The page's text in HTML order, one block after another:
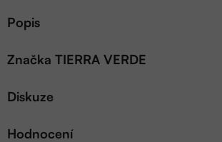
Popis
Značka TIERRA VERDE
Diskuze
Hodnocení